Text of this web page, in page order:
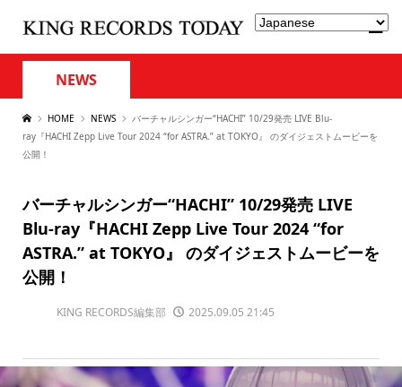
NEWS
HOME NEWS
バーチャルシンガー“HACHI” 10/29発売 LIVE Blu-
ray『HACHI Zepp Live Tour 2024 “for ASTRA.” at TOKYO』 のダイジェストムービーを
公開！
バーチャルシンガー“HACHI” 10/29発売 LIVE
Blu-ray『HACHI Zepp Live Tour 2024 “for
ASTRA.” at TOKYO』 のダイジェストムービーを
公開！
KING RECORDS編集部 2025.09.05 21:45